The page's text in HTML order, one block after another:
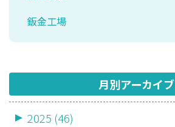
鈑金工場
月別アーカイブ
2025 (46)